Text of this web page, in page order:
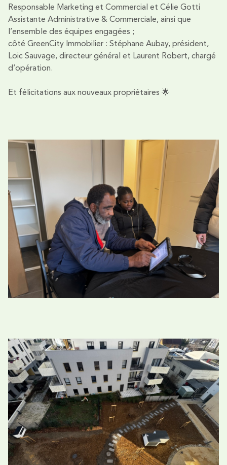
Responsable Marketing et Commercial et Célie Gotti
Assistante Administrative & Commerciale, ainsi que
l’ensemble des équipes engagées ;
côté GreenCity Immobilier : Stéphane Aubay, président,
Loic Sauvage, directeur général et Laurent Robert, chargé
d’opération.
Et félicitations aux nouveaux propriétaires 🌟